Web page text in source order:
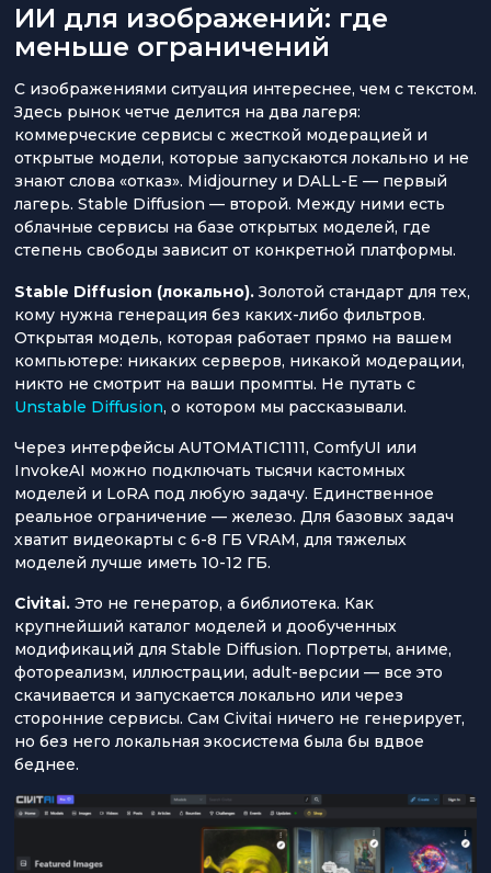
ИИ для изображений: где
меньше ограничений
С изображениями ситуация интереснее, чем с текстом.
Здесь рынок четче делится на два лагеря:
коммерческие сервисы с жесткой модерацией и
открытые модели, которые запускаются локально и не
знают слова «отказ». Midjourney и DALL-E — первый
лагерь. Stable Diffusion — второй. Между ними есть
облачные сервисы на базе открытых моделей, где
степень свободы зависит от конкретной платформы.
Stable Diffusion (локально). Золотой стандарт для тех,
кому нужна генерация без каких-либо фильтров.
Открытая модель, которая работает прямо на вашем
компьютере: никаких серверов, никакой модерации,
никто не смотрит на ваши промпты. Не путать с
Unstable Diffusion, о котором мы рассказывали.
Через интерфейсы AUTOMATIC1111, ComfyUI или
InvokeAI можно подключать тысячи кастомных
моделей и LoRA под любую задачу. Единственное
реальное ограничение — железо. Для базовых задач
хватит видеокарты с 6-8 ГБ VRAM, для тяжелых
моделей лучше иметь 10-12 ГБ.
Civitai. Это не генератор, а библиотека. Как
крупнейший каталог моделей и дообученных
модификаций для Stable Diffusion. Портреты, аниме,
фотореализм, иллюстрации, adult-версии — все это
скачивается и запускается локально или через
сторонние сервисы. Сам Civitai ничего не генерирует,
но без него локальная экосистема была бы вдвое
беднее.